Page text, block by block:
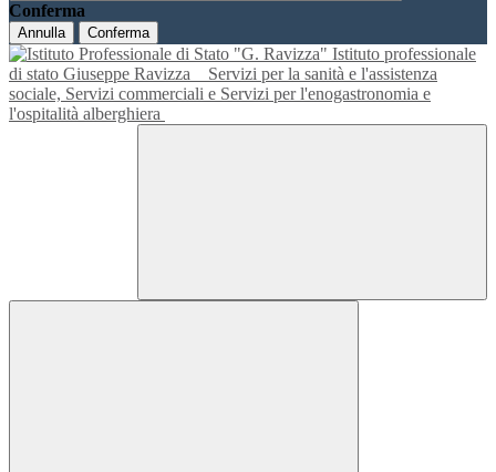
Conferma
Annulla Conferma
Istituto professionale
di stato Giuseppe Ravizza
Servizi per la sanità e l'assistenza
sociale, Servizi commerciali e Servizi per l'enogastronomia e
l'ospitalità alberghiera